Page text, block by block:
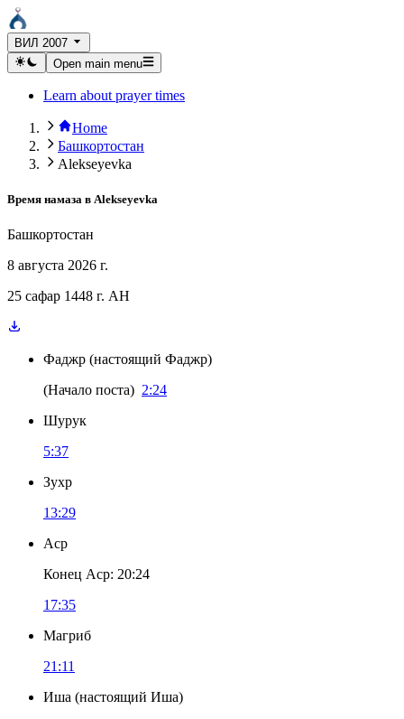
ВИЛ 2007
Open main menu
Learn about prayer times
Home
Башкортостан
Alekseyevka
Время намаза в Alekseyevka
Башкортостан
8 августа 2026 г.
25 сафар 1448 г. AH
Фаджр (настоящий Фаджр)
(Начало поста) 2:24
Шурук
5:37
Зухр
13:29
Аср
Конец Аср: 20:24
17:35
Магриб
21:11
Иша (настоящий Иша)